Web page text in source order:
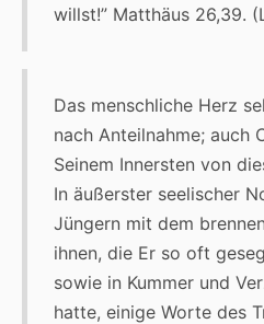
willst!” Matthäus 26,39.
Das menschliche Herz
nach Anteilnahme; auch
Seinem Innersten von
In äußerster seelischer
Jüngern mit dem
ihnen, die Er so oft
sowie in Kummer und
hatte, einige Worte des